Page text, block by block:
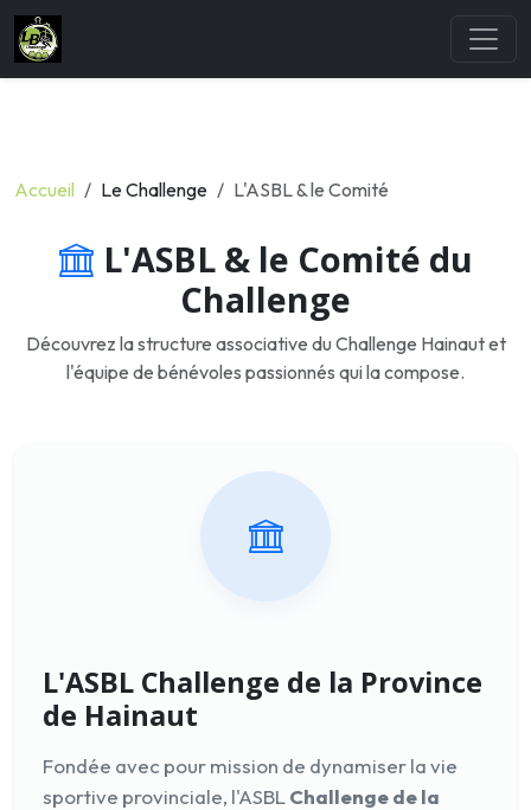
Accueil Le Challenge L'ASBL & le Comité
L'ASBL & le Comité du
Challenge
Découvrez la structure associative du Challenge Hainaut et
l'équipe de bénévoles passionnés qui la compose.
L'ASBL Challenge de la Province
de Hainaut
Fondée avec pour mission de dynamiser la vie
sportive provinciale, l'ASBLChallenge de la